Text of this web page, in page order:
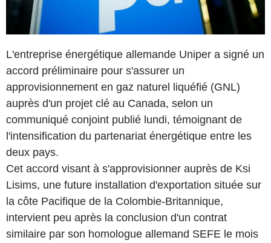
L'entreprise énergétique allemande Uniper a signé un
accord préliminaire pour s'assurer un
approvisionnement en gaz naturel liquéfié (GNL)
auprès d'un projet clé au Canada, selon un
communiqué conjoint publié lundi, témoignant de
l'intensification du partenariat énergétique entre les
deux pays.
Cet accord visant à s'approvisionner auprès de Ksi
Lisims, une future installation d'exportation située sur
la côte Pacifique de la Colombie-Britannique,
intervient peu après la conclusion d'un contrat
similaire par son homologue allemand SEFE le mois